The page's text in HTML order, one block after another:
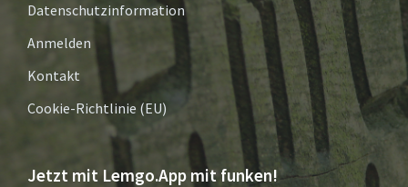
Datenschutzinformation
Anmelden
Kontakt
Cookie-Richtlinie (EU)
Jetzt mit Lemgo.App mit funken!